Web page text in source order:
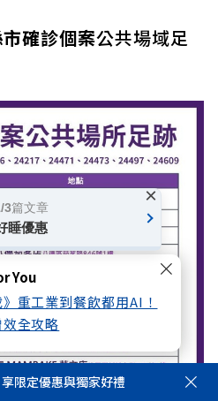
You
重工業到餐飲都用AI！
全攻略
確診個案公共場域足
限定優惠與獨家好禮
3篇文章
睡優惠
×